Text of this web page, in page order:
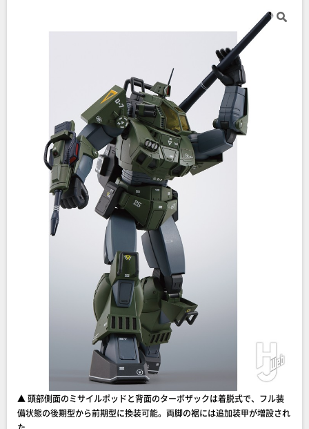
▲ 頭部側面のミサイルポッドと背面のターボザックは着脱式で、フル装
備状態の後期型から前期型に換装可能。両脚の裾には追加装甲が増設され